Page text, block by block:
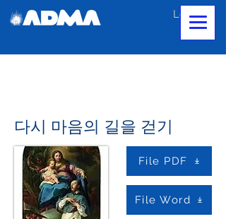
Login
다시 마음의 길을 걷기
File PDF
File Word